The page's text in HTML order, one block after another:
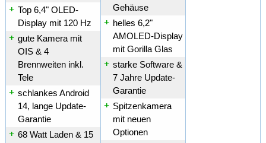
Top 6,4" OLED-
Display mit 120 Hz
gute Kamera mit
OIS & 4
Brennweiten inkl.
Tele
schlankes Android
14, lange Update-
Garantie
68 Watt Laden & 15
Gehäuse
helles 6,2"
AMOLED-Display
mit Gorilla Glas
starke Software &
7 Jahre Update-
Garantie
Spitzenkamera
mit neuen
Optionen